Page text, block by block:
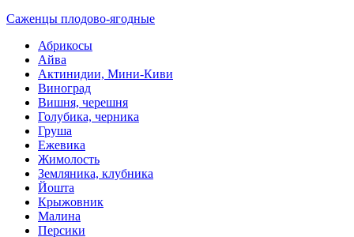
Саженцы плодово-ягодные
Абрикосы
Айва
Актинидии, Мини-Киви
Виноград
Вишня, черешня
Голубика, черника
Груша
Ежевика
Жимолость
Земляника, клубника
Йошта
Крыжовник
Малина
Персики